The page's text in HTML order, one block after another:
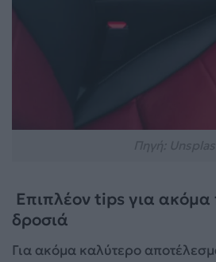
Επιπλέον tips για ακόμα
δροσιά
Για ακόμα καλύτερο